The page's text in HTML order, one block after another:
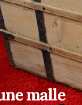
malle